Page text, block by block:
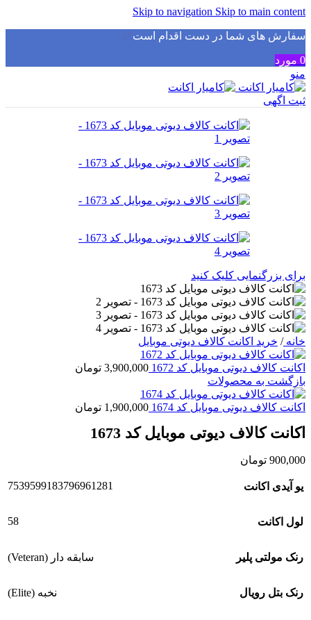
Skip to navigation Skip to main content
سفارش های شما در دست اقدام است✅
0 مورد
منو
ثبت اگهی
برای بزرگنمایی کلیک کنید
خانه/ خرید اکانت کالاف دیوتی موبایل
اکانت کالاف دیوتی موبایل کد 1672 3,900,000 تومان
بازگشت به محصولات
اکانت کالاف دیوتی موبایل کد 1674 1,900,000 تومان
اکانت کالاف دیوتی موبایل کد 1673
900,000 تومان
یو آیدی اکانت 7539599183796961281
لول اکانت 58
رنک مولتی پلیر سابقه دار (Veteran)
رنک بتل رویال نخبه (Elite)